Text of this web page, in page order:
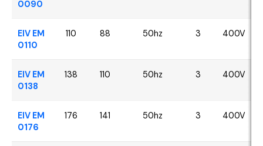
0090
EIV EM
0110
110 88 50hz 3 400V
EIV EM
0138
138 110 50hz 3 400V
EIV EM
0176
176 141 50hz 3 400V